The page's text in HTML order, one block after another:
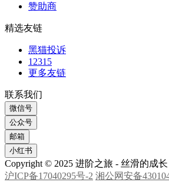
赞助商
精选友链
黑猫投诉
12315
更多友链
联系我们
微信号
公众号
邮箱
小红书
Copyright © 2025 进阶之旅 - 丝滑的成
沪ICP备17040295号-2 湘公网安备